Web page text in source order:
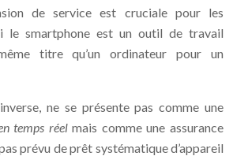
de service est cruciale pour les
le smartphone est un outil de travail
titre qu’un ordinateur pour un
ne se présente pas comme une
temps réelmais comme une assurance
prévu de prêt systématique d’appareil